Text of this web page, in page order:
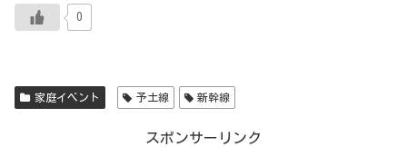
0
家庭イベント 予土線 新幹線
スポンサーリンク